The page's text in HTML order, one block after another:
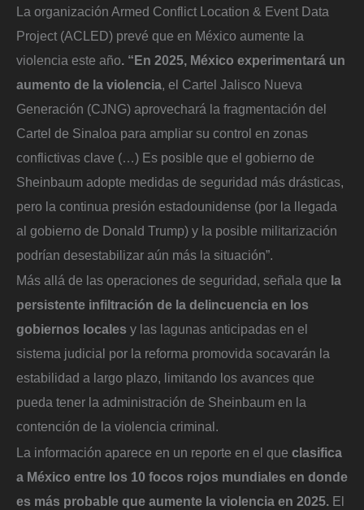
La organización Armed Conflict Location & Event Data
Project (ACLED) prevé que en México aumente la
violencia este año. “En 2025, México experimentará un
aumento de la violencia, el Cartel Jalisco Nueva
Generación (CJNG) aprovechará la fragmentación del
Cartel de Sinaloa para ampliar su control en zonas
conflictivas clave (…) Es posible que el gobierno de
Sheinbaum adopte medidas de seguridad más drásticas,
pero la continua presión estadounidense (por la llegada
al gobierno de Donald Trump) y la posible militarización
podrían desestabilizar aún más la situación”.
Más allá de las operaciones de seguridad, señala que la
persistente infiltración de la delincuencia en los
gobiernos locales y las lagunas anticipadas en el
sistema judicial por la reforma promovida socavarán la
estabilidad a largo plazo, limitando los avances que
pueda tener la administración de Sheinbaum en la
contención de la violencia criminal.
La información aparece en un reporte en el que clasifica
a México entre los 10 focos rojos mundiales en donde
es más probable que aumente la violencia en 2025. El